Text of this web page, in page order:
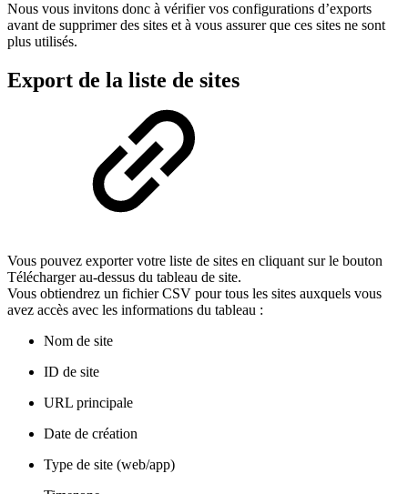
Nous vous invitons donc à vérifier vos configurations d’exports
avant de supprimer des sites et à vous assurer que ces sites ne sont
plus utilisés.
Export de la liste de sites
Vous pouvez exporter votre liste de sites en cliquant sur le bouton
Télécharger au-dessus du tableau de site.
Vous obtiendrez un fichier CSV pour tous les sites auxquels vous
avez accès avec les informations du tableau :
Nom de site
ID de site
URL principale
Date de création
Type de site (web/app)